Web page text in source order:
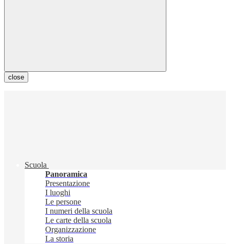
close
Scuola
Panoramica
Presentazione
I luoghi
Le persone
I numeri della scuola
Le carte della scuola
Organizzazione
La storia